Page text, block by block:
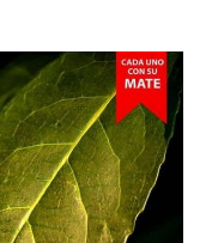
redes sociales Te
la mejor
#Folklore #tango
Te